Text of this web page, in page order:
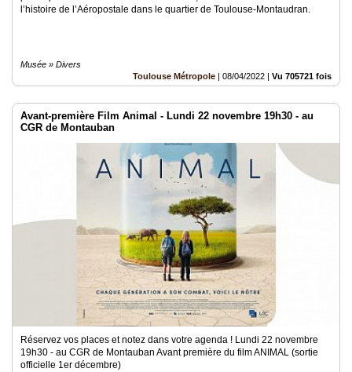
l’histoire de l’Aéropostale dans le quartier de Toulouse-Montaudran.
Musée » Divers
Toulouse Métropole | 08/04/2022 | Vu 705721 fois
Avant-première Film Animal - Lundi 22 novembre 19h30 - au
CGR de Montauban
Réservez vos places et notez dans votre agenda ! Lundi 22 novembre
19h30 - au CGR de Montauban Avant première du film ANIMAL (sortie
officielle 1er décembre)